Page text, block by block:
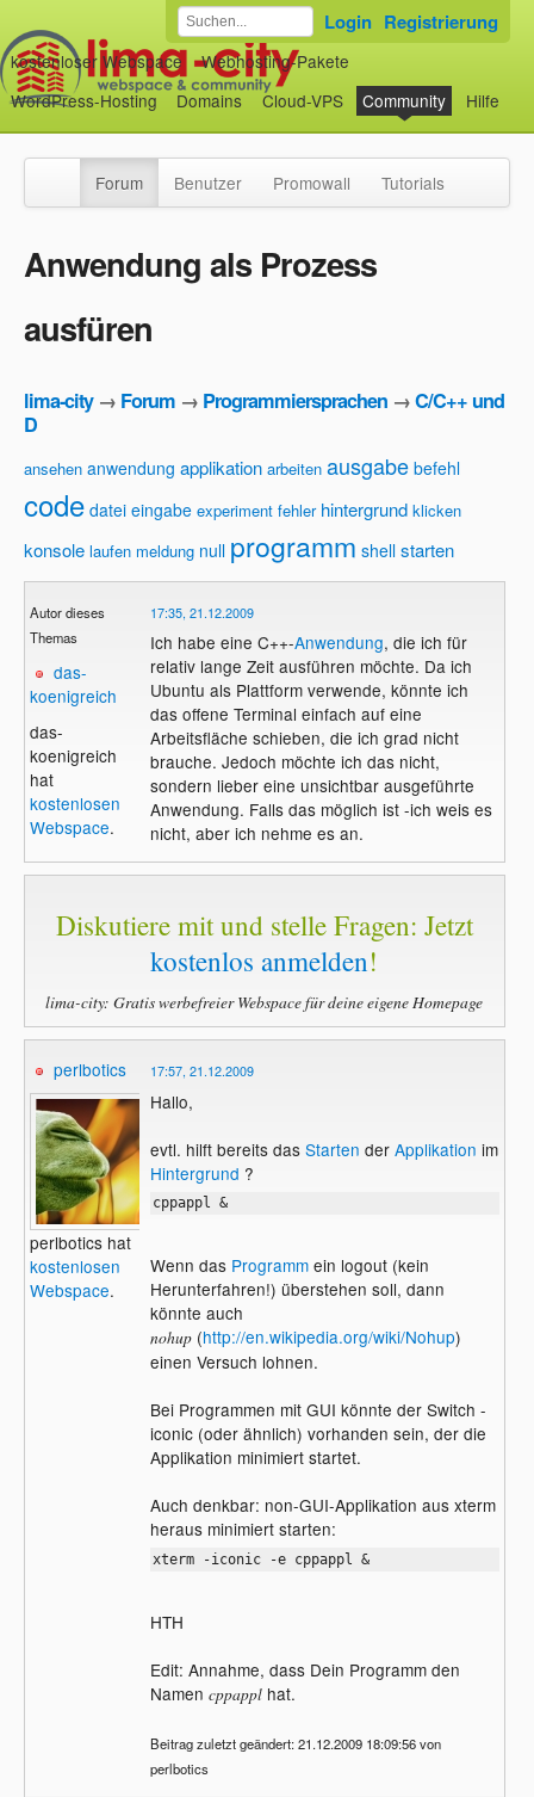
kostenloser Webspace
Webhosting-Pakete
WordPress-Hosting
Domains Cloud-VPS Community Hilfe
Login Registrierung
Forum Benutzer Promowall Tutorials
Anwendung als Prozess
ausfüren
lima-city→ Forum → Programmiersprachen →C/C++ und
D
ansehen anwendung applikation arbeiten ausgabe befehl
code datei eingabe experiment fehler hintergrund klicken
konsole laufen meldung null programm shell starten
Autor dieses
Themas
das-
koenigreich
das-
koenigreich
hat
kostenlosen
Webspace.
17:35, 21.12.2009
Ich habe eine C++-Anwendung, die ich für
relativ lange Zeit ausführen möchte. Da ich
Ubuntu als Plattform verwende, könnte ich
das offene Terminal einfach auf eine
Arbeitsfläche schieben, die ich grad nicht
brauche. Jedoch möchte ich das nicht,
sondern lieber eine unsichtbar ausgeführte
Anwendung. Falls das möglich ist -ich weis es
nicht, aber ich nehme es an.
Diskutiere mit und stelle Fragen: Jetzt
kostenlos anmelden!
lima-city: Gratis werbefreier Webspace für deine eigene Homepage
perlbotics
perlbotics hat
kostenlosen
Webspace.
17:57, 21.12.2009
Hallo,
evtl. hilft bereits das Starten der Applikation im
Hintergrund ?
cppappl &
Wenn das Programmein logout (kein
Herunterfahren!) überstehen soll, dann
könnte auch
nohup(http://en.wikipedia.org/wiki/Nohup)
einen Versuch lohnen.
Bei Programmen mit GUI könnte der Switch -
iconic (oder ähnlich) vorhanden sein, der die
Applikation minimiert startet.
Auch denkbar: non-GUI-Applikation aus xterm
heraus minimiert starten:
xterm -iconic -e cppappl &
HTH
Edit: Annahme, dass Dein Programm den
Namen cppapplhat.
Beitrag zuletzt geändert: 21.12.2009 18:09:56 von
perlbotics